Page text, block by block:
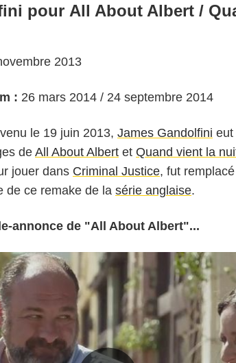
pour All About Albert /
2013
: 26 mars 2014 / 24 septembre 2014
le 19 juin 2013, James Gandolfini eut
de All About Albert et Quand vient la
jouer dans Criminal Justice, fut
de ce remake de la série anglaise.
annonce de "All About Albert"...